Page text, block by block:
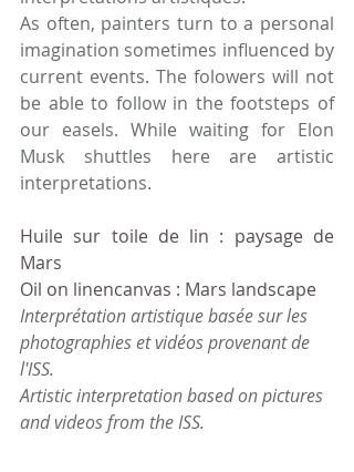
As often, painters turn to a personal
imagination sometimes influenced by
current events. The folowers will not
be able to follow in the footsteps of
our easels. While waiting for Elon
Musk shuttles here are artistic
interpretations.
Huile sur toile de lin : paysage de
Mars
Oil on linencanvas : Mars landscape
Interprétation artistique basée sur les
photographies et vidéos provenant de
l'ISS.
Artistic interpretation based on pictures
and videos from the ISS.